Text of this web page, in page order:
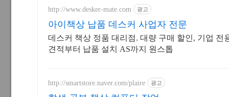
http://www.desker-mate.com 광고
아이책상 납품 데스커 사업자 전문
데스커 책상 정품 대리점. 대량 구매 할인, 기업 전
견적부터 납품 설치 AS까지 원스톱
http://smartstore.naver.com/plaire 광고